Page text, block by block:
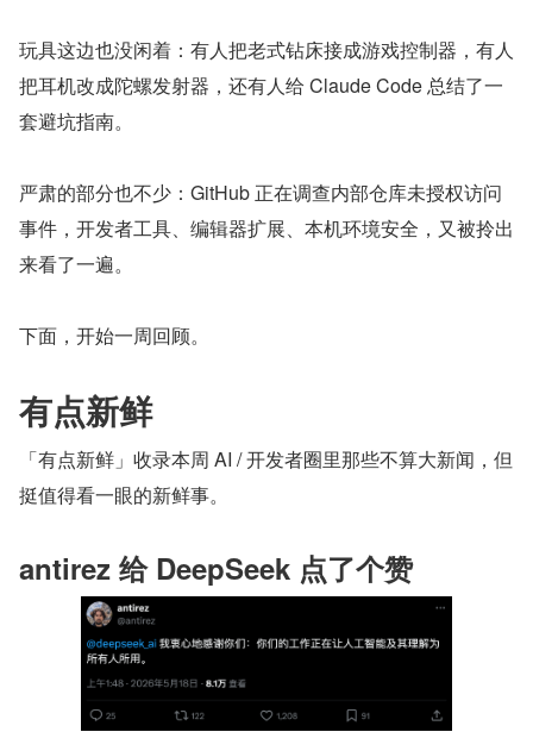
玩具这边也没闲着：有人把老式钻床接成游戏控制器，有人
把耳机改成陀螺发射器，还有人给 Claude Code 总结了一
套避坑指南。
严肃的部分也不少：GitHub 正在调查内部仓库未授权访问
事件，开发者工具、编辑器扩展、本机环境安全，又被拎出
来看了一遍。
下面，开始一周回顾。
有点新鲜
「有点新鲜」收录本周 AI / 开发者圈里那些不算大新闻，但
挺值得看一眼的新鲜事。
antirez 给 DeepSeek 点了个赞